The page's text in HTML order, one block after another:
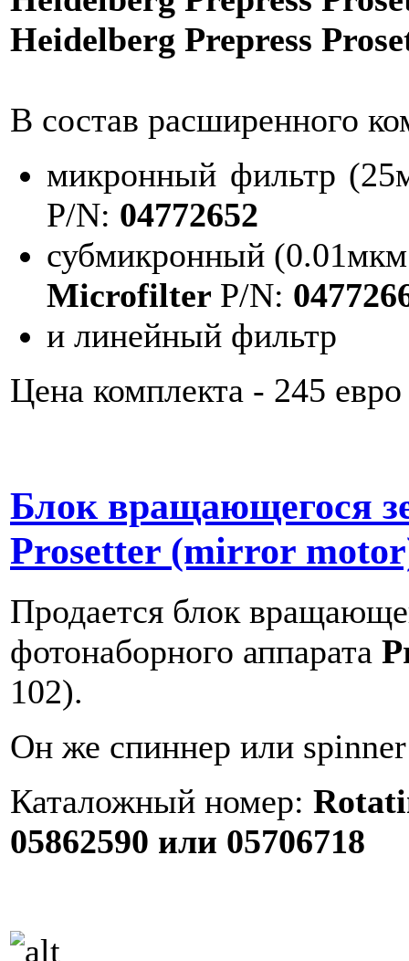
Heidelberg Prepress
В состав расширенного
микронный фильтр
P/N: 04772652
субмикронный
Microfilter P/N:
и линейный фильтр
Цена комплекта - 245 евро
Блок вращающегося
Prosetter (mirror
Продается блок
фотонаборного аппарата
102).
Он же спиннер или spinner
Каталожный номер:
05862590 или 05706718